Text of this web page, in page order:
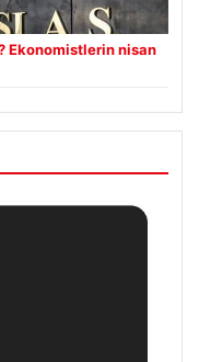
Ekonomistlerin nisan